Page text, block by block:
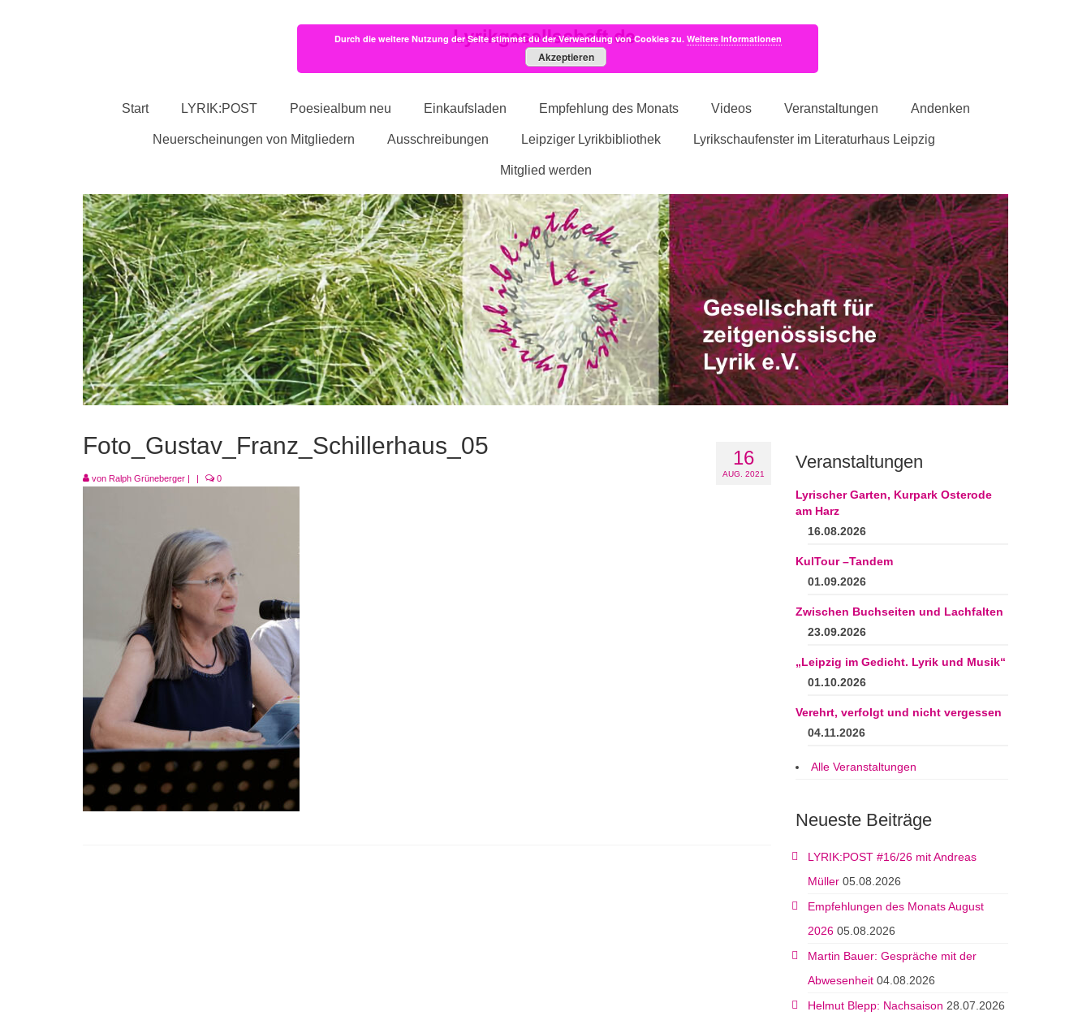
Start LYRIK:POST Poesiealbum neu Einkaufsladen Empfehlung des Monats Videos Veranstaltungen Andenken
Neuerscheinungen von Mitgliedern Ausschreibungen Leipziger Lyrikbibliothek Lyrikschaufenster im Literaturhaus Leipzig
Mitglied werden
16
AUG. 2021
Foto_Gustav_Franz_Schillerhaus_05
von Ralph Grüneberger | | 0
Veranstaltungen
Lyrischer Garten, Kurpark Osterode
am Harz
16.08.2026
KulTour –Tandem
01.09.2026
Zwischen Buchseiten und Lachfalten
23.09.2026
„Leipzig im Gedicht. Lyrik und Musik“
01.10.2026
Verehrt, verfolgt und nicht vergessen
04.11.2026
Alle Veranstaltungen
Neueste Beiträge
LYRIK:POST #16/26 mit Andreas
Müller 05.08.2026
Empfehlungen des Monats August
2026 05.08.2026
Martin Bauer: Gespräche mit der
Abwesenheit 04.08.2026
Helmut Blepp: Nachsaison 28.07.2026
Durch die weitere Nutzung der Seite stimmst du der Verwendung von Cookies zu. Weitere Informationen
Akzeptieren